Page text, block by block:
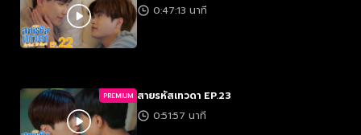
0:47:13 นาที
PREMIUM สายรหัสเทวดา EP.23
0:51:57 นาที